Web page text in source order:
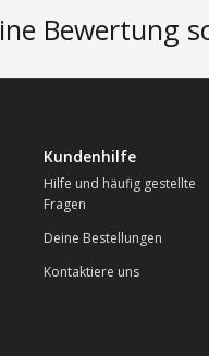
Bewertung
Kundenhilfe
Hilfe und häufig gestellte
Fragen
Deine Bestellungen
Kontaktiere uns